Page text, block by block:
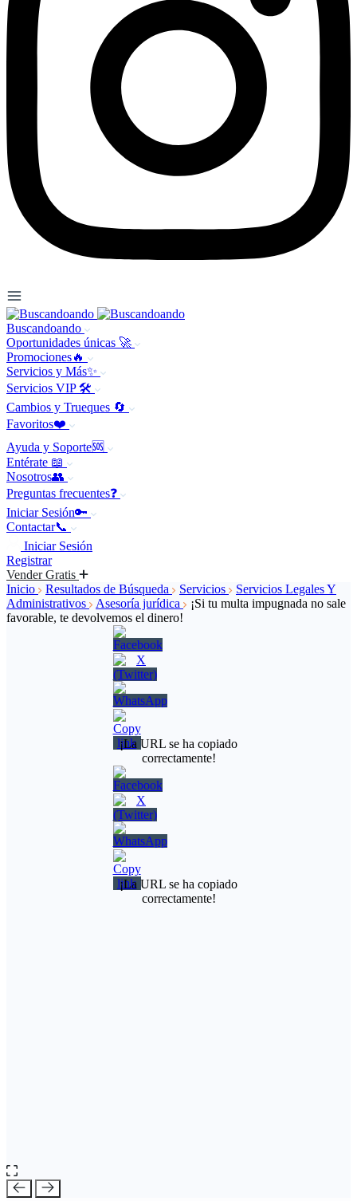
Buscandoando
Oportunidades únicas 🚀
Promociones🔥
Servicios y Más✨
Servicios VIP 🛠️
Cambios y Trueques 🔄
Favoritos❤️
Ayuda y Soporte🆘
Entérate 📖
Nosotros👥
Preguntas frecuentes❓
Iniciar Sesión🔑
Contactar📞
Iniciar Sesión
Registrar
Vender Gratis
Inicio
Resultados de Búsqueda Servicios
Servicios Legales Y
Administrativos
Asesoría jurídica
¡Si tu multa impugnada no sale
favorable, te devolvemos el dinero!
¡La URL se ha copiado
correctamente!
¡La URL se ha copiado
correctamente!